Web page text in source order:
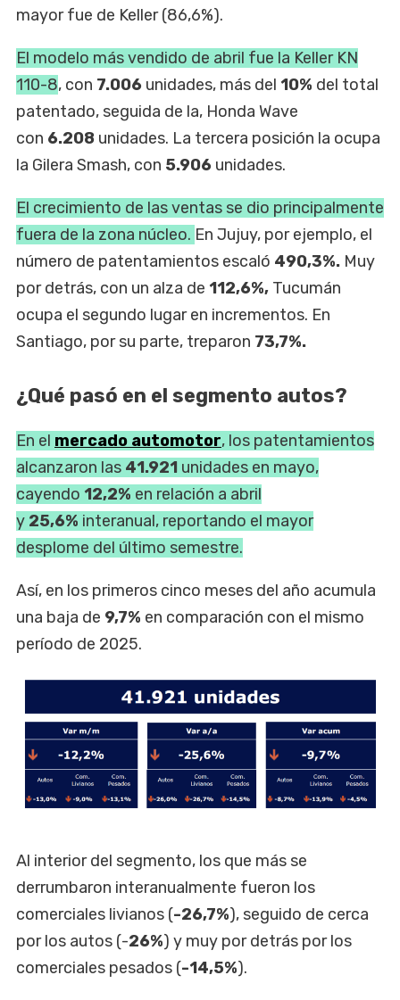
mayor fue de Keller (86,6%).
El modelo más vendido de abril fue la Keller KN
110-8, con 7.006 unidades, más del 10% del total
patentado, seguida de la, Honda Wave
con 6.208 unidades. La tercera posición la ocupa
la Gilera Smash, con 5.906 unidades.
El crecimiento de las ventas se dio principalmente
fuera de la zona núcleo. En Jujuy, por ejemplo, el
número de patentamientos escaló 490,3%. Muy
por detrás, con un alza de 112,6%, Tucumán
ocupa el segundo lugar en incrementos. En
Santiago, por su parte, treparon 73,7%.
¿Qué pasó en el segmento autos?
En el mercado automotor, los patentamientos
alcanzaron las 41.921 unidades en mayo,
cayendo 12,2% en relación a abril
y 25,6% interanual, reportando el mayor
desplome del último semestre.
Así, en los primeros cinco meses del año acumula
una baja de 9,7% en comparación con el mismo
período de 2025.
Al interior del segmento, los que más se
derrumbaron interanualmente fueron los
comerciales livianos (-26,7%), seguido de cerca
por los autos (-26%) y muy por detrás por los
comerciales pesados (-14,5%).